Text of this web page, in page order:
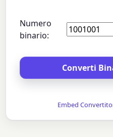
Numero
binario:
Embed